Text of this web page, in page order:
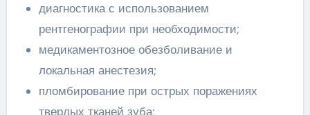
диагностика с использованием
рентгенографии при необходимости;
медикаментозное обезболивание и
локальная анестезия;
пломбирование при острых поражениях
твердых тканей зуба;